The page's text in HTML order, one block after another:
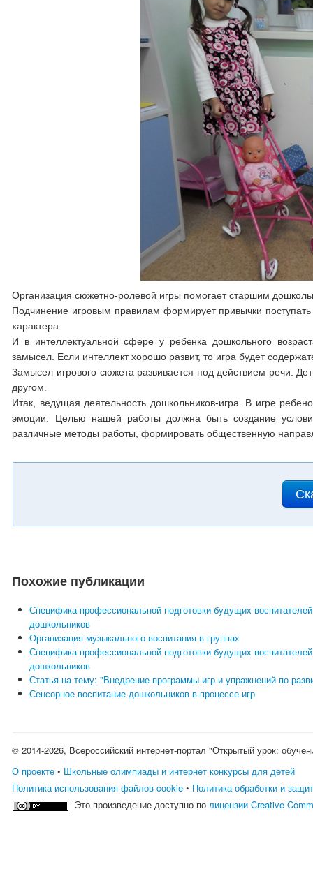
Организация сюжетно-ролевой игры помогает старшим
Подчинение игровым правилам формирует привычки
характера.
И в интеллектуальной сфере у ребенка дошкольного
замысел. Если интеллект хорошо развит, то игра будет
Замысел игрового сюжета развивается под действием речи.
другом.
Итак, ведущая деятельность дошкольников-игра. В игре
эмоции. Целью нашей работы должна быть создание
различные методы работы, формировать общественную
Похожие публикации
Специфика профессиональной подготовки будущих
дошкольников
Организация музыкального воспитания в группах
Специфика профессиональной подготовки будущих
дошкольников
Статья на тему: "Внедрение программы игр и упражнений по
Сенсорное воспитание дошкольников в процессе игр
© 2014-2026, Всероссийский интернет-портал "Открытый урок:
О проекте • Школьные олимпиады и интернет конкурсы для детей
Политика использования файлов cookie • Политика обработки и
Это произведение доступно полицензии Creative